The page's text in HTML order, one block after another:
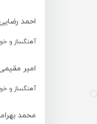
احمد رضایی
آهنگساز و
امیر
آهنگساز و
محمد